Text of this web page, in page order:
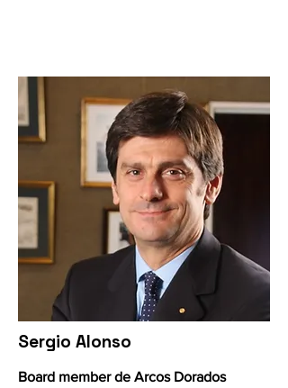
Sergio Alonso
Board member de Arcos Dorados